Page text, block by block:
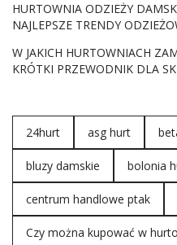
HURTOWNIA ODZIEŻY
NAJLEPSZE TRENDY
W JAKICH HURTOWNIACH
KRÓTKI PRZEWODNIK DLA
24hurt asg hurt
bluzy damskie bolonia
centrum handlowe ptak
Czy można kupować w